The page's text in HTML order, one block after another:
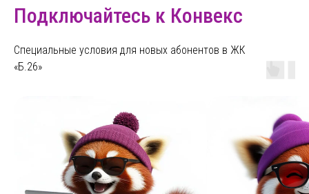
Подключайтесь к Конвекс
Специальные условия для новых абонентов в ЖК
«Б.26»